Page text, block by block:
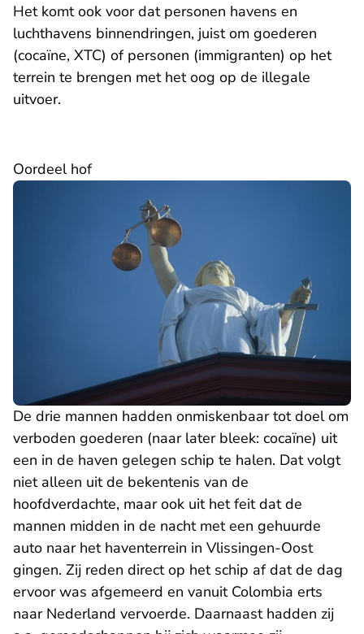
Het komt ook voor dat personen havens en
luchthavens binnendringen, juist om goederen
(cocaïne, XTC) of personen (immigranten) op het
terrein te brengen met het oog op de illegale
uitvoer.
Oordeel hof
De drie mannen hadden onmiskenbaar tot doel om
verboden goederen (naar later bleek: cocaïne) uit
een in de haven gelegen schip te halen. Dat volgt
niet alleen uit de bekentenis van de
hoofdverdachte, maar ook uit het feit dat de
mannen midden in de nacht met een gehuurde
auto naar het haventerrein in Vlissingen-Oost
gingen. Zij reden direct op het schip af dat de dag
ervoor was afgemeerd en vanuit Colombia erts
naar Nederland vervoerde. Daarnaast hadden zij